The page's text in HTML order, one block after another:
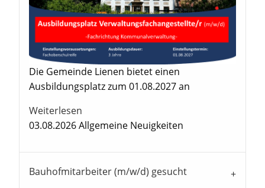
Die Gemeinde Lienen bietet einen
Ausbildungsplatz zum 01.08.2027 an
Weiterlesen
03.08.2026Allgemeine Neuigkeiten
Bauhofmitarbeiter (m/w/d) gesucht